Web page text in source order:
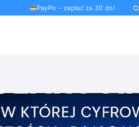
PayPo – zapłać za 30 dni